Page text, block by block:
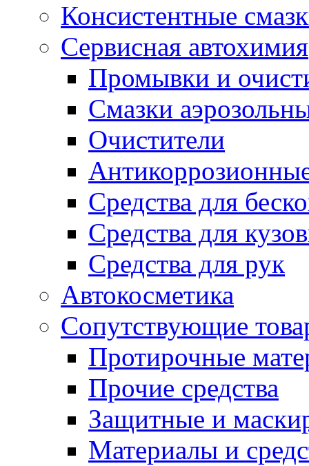
Консистентные
Сервисная автохимия
Промывки и
Смазки
Очистители
Средства для
Средства для
Средства для рук
Автокосметика
Сопутствующие
Протирочные
Прочие средства
Защитные и
Материалы и